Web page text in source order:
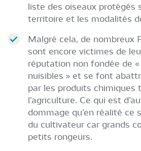
liste des oiseaux protégés
territoire et les modalités
Malgré cela, de nombreux
sont encore victimes de
réputation non fondée de
nuisibles » et se font
par les produits chimiques
l’agriculture. Ce qui est
dommage qu’en réalité ce
du cultivateur car grands
petits rongeurs.